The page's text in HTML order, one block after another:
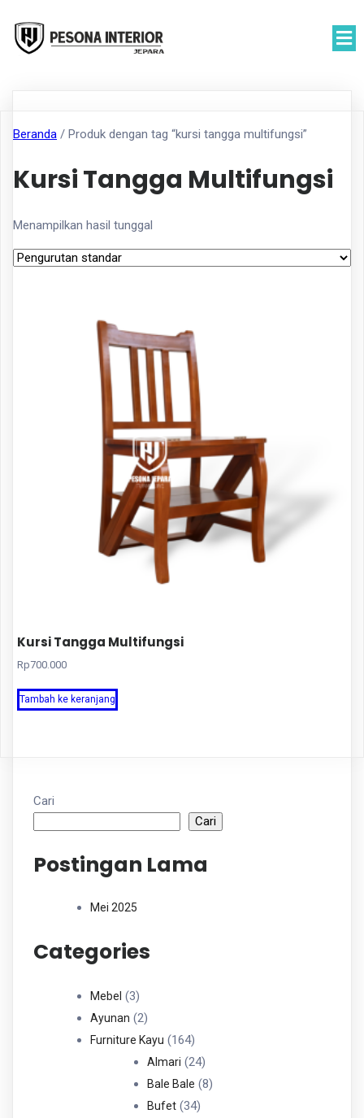
Beranda / Produk dengan tag “kursi tangga multifungsi”
Kursi Tangga Multifungsi
Menampilkan hasil tunggal
Kursi Tangga Multifungsi
Rp700.000
Tambah ke keranjang
Cari
Cari
Postingan Lama
Mei 2025
Categories
Mebel 33
Produk
Ayunan 22
Produk
Furniture Kayu 164164
Produk
Almari 2424
Produk
Bale Bale 88
Bufet 3434